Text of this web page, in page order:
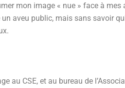
mon image « nue » face à
aveu public, mais sans savoir
au CSE, et au bureau de